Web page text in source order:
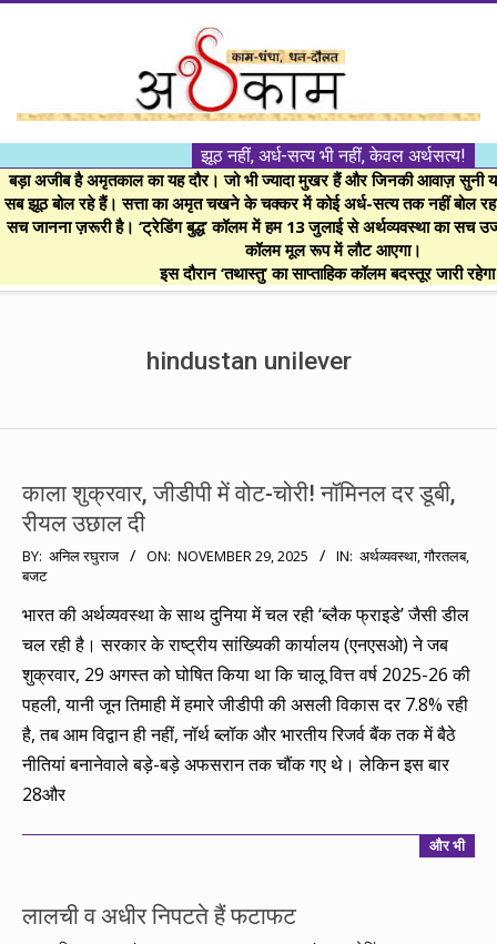
।।
अर्थकाम।।
BE
FINANCIALLY
CLEVER!
झूठ नहीं, अर्ध-सत्य भी नहीं, केवल अर्थसत्य!
बड़ा अजीब है अमृतकाल का यह दौर। जो भी ज्यादा मुखर हैं और जिनकी आवाज़ सुनी
सब झूठ बोल रहे हैं। सत्ता का अमृत चखने के चक्कर में कोई अर्ध-सत्य तक नहीं बोल
सच जानना ज़रूरी है। ‘ट्रेडिंग बुद्ध’ कॉलम में हम 13 जुलाई से अर्थव्यवस्था का सच
कॉलम मूल रूप में लौट आएगा।
इस दौरान ‘तथास्तु’ का साप्ताहिक कॉलम बदस्तूर जारी
hindustan unilever
काला शुक्रवार, जीडीपी में वोट-चोरी! नॉमिनल दर डूबी,
रीयल उछाल दी
2025-
11-
29
BY: अनिल रघुराज ON: NOVEMBER 29, 2025 IN: अर्थव्यवस्था,गौरतलब,
बजट
भारत की अर्थव्यवस्था के साथ दुनिया में चल रही ‘ब्लैक फ्राइडे’ जैसी डील
चल रही है। सरकार के राष्ट्रीय सांख्यिकी कार्यालय (एनएसओ) ने जब
शुक्रवार, 29 अगस्त को घोषित किया था कि चालू वित्त वर्ष 2025-26 की
पहली, यानी जून तिमाही में हमारे जीडीपी की असली विकास दर 7.8% रही
है, तब आम विद्वान ही नहीं, नॉर्थ ब्लॉक और भारतीय रिजर्व बैंक तक में बैठे
नीतियां बनानेवाले बड़े-बड़े अफसरान तक चौंक गए थे। लेकिन इस बार
28और
और भी
लालची व अधीर निपटते हैं फटाफट